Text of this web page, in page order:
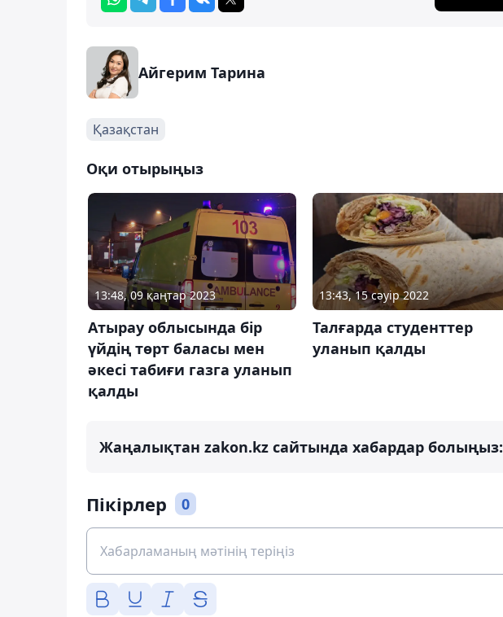
Айгерим Тарина
Қазақстан
Оқи отырыңыз
13:48, 09 қаңтар 2023
Атырау облысында бір
үйдің төрт баласы мен
әкесі табиғи газга уланып
қалды
13:43, 15 сәуір 2022
Талғарда студенттер
уланып қалды
Жаңалықтан zakon.kz сайтында хабардар болыңыз:
Пікірлер 0